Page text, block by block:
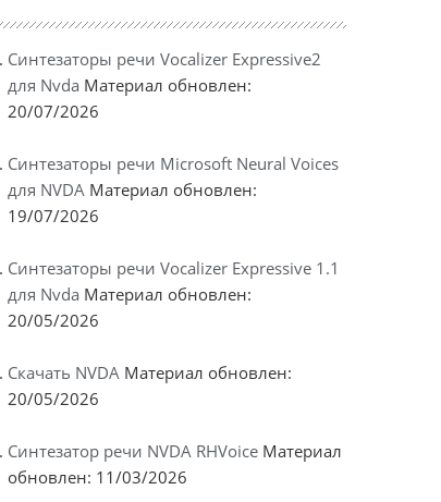
Синтезаторы речи Vocalizer Expressive2
для Nvda Материал обновлен:
20/07/2026
Синтезаторы речи Microsoft Neural Voices
для NVDA Материал обновлен:
19/07/2026
Синтезаторы речи Vocalizer Expressive 1.1
для Nvda Материал обновлен:
20/05/2026
Скачать NVDA Материал обновлен:
20/05/2026
Синтезатор речи NVDA RHVoice Материал
обновлен: 11/03/2026